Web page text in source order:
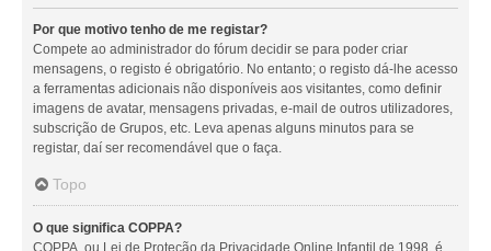
Por que motivo tenho de me registar?
Compete ao administrador do fórum decidir se para poder criar
mensagens, o registo é obrigatório. No entanto; o registo dá-lhe acesso
a ferramentas adicionais não disponíveis aos visitantes, como definir
imagens de avatar, mensagens privadas, e-mail de outros utilizadores,
subscrição de Grupos, etc. Leva apenas alguns minutos para se
registar, daí ser recomendável que o faça.
Topo
O que significa COPPA?
COPPA, ou Lei de Proteção da Privacidade Online Infantil de 1998, é